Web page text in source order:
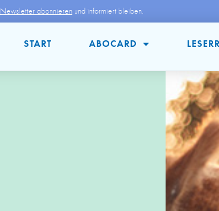
Newsletter abonnierenund informiert bleiben.
START ABOCARD